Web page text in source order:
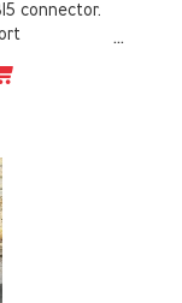
connector.